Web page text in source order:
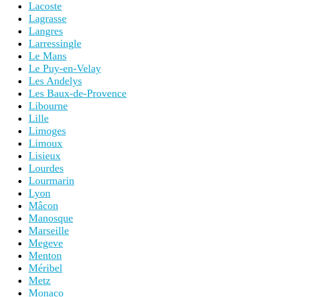
Lacoste
Lagrasse
Langres
Larressingle
Le Mans
Le Puy-en-Velay
Les Andelys
Les Baux-de-Provence
Libourne
Lille
Limoges
Limoux
Lisieux
Lourdes
Lourmarin
Lyon
Mâcon
Manosque
Marseille
Megeve
Menton
Méribel
Metz
Monaco